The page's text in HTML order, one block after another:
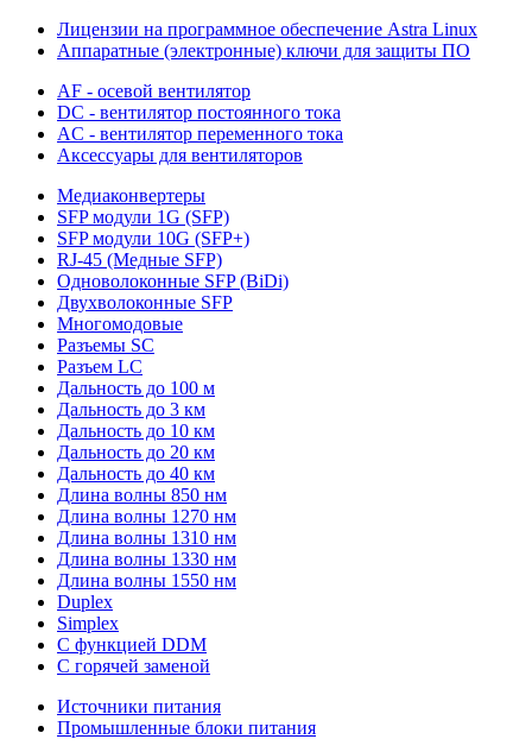
Лицензии на программное обеспечение Astra Linux
Аппаратные (электронные) ключи для защиты ПО
AF - осевой вентилятор
DC - вентилятор постоянного тока
AC - вентилятор переменного тока
Аксессуары для вентиляторов
Медиаконвертеры
SFP модули 1G (SFP)
SFP модули 10G (SFP+)
RJ-45 (Медные SFP)
Одноволоконные SFP (BiDi)
Двухволоконные SFP
Многомодовые
Разъемы SC
Разъем LC
Дальность до 100 м
Дальность до 3 км
Дальность до 10 км
Дальность до 20 км
Дальность до 40 км
Длина волны 850 нм
Длина волны 1270 нм
Длина волны 1310 нм
Длина волны 1330 нм
Длина волны 1550 нм
Duplex
Simplex
С функцией DDM
С горячей заменой
Источники питания
Промышленные блоки питания